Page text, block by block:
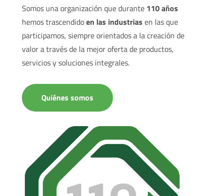
Somos una organización que durante 110 años
hemos trascendidoen las industrias en las que
participamos, siempre orientados a la creación de
valor a través de la mejor oferta de productos,
servicios y soluciones integrales.
Quiénes somos